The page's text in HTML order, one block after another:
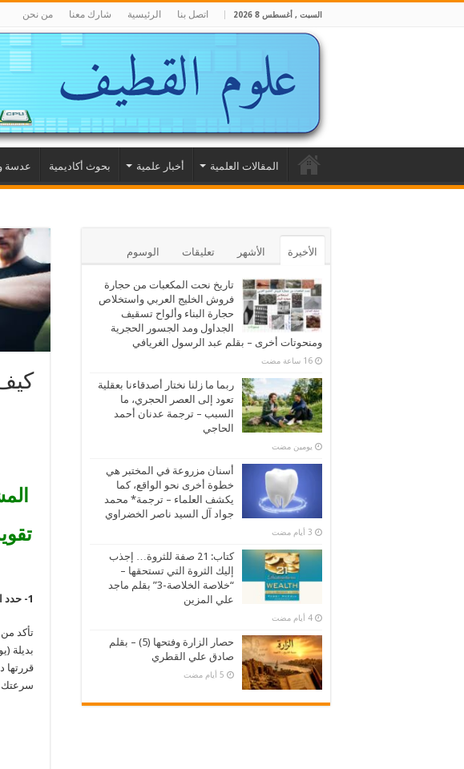
السبت , أغسطس 8 2026 اتصل بنا الرئيسية شارك معنا من نحن
المقالات العلمية أخبار علمية بحوث أكاديمية عدسة
1- حدد الأهداف
قررتها
سرعتك
الأخيرة الأشهر تعليقات الوسوم
تاريخ نحت المكعبات من حجارة
فروش الخليج العربي واستخلاص
حجارة البناء وألواح تسقيف
الجداول ومد الجسور الحجرية
ومنحوتات أخرى – بقلم عبد الرسول الغريافي
ربما ما زلنا نختار أصدقاءنا بعقلية
تعود إلى العصر الحجري، ما
السبب – ترجمة عدنان أحمد
الحاجي
‏يومين مضت
أسنان مزروعة في المختبر هي
خطوة أخرى نحو الواقع، كما
يكشف العلماء – ترجمة* محمد
جواد آل السيد ناصر الخضراوي
كتاب: 21 صفة للثروة… إجذب
إليك الثروة التي تستحقها –
“خلاصة الخلاصة-3” بقلم ماجد
علي المزين
حصار الزارة وفتحها (5) – بقلم
صادق علي القطري